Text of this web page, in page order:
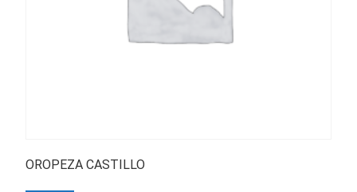
OROPEZA CASTILLO